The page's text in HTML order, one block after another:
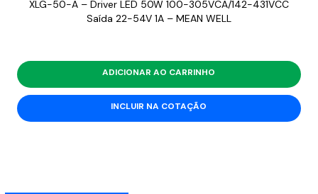
XLG-50-A – Driver LED 50W 100-305VCA/142-431VCC
Saída 22-54V 1A – MEAN WELL
ADICIONAR AO CARRINHO
INCLUIR NA COTAÇÃO